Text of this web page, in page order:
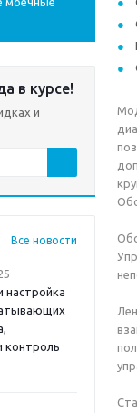
в курсе!
и
Все новости
настройка
контроль